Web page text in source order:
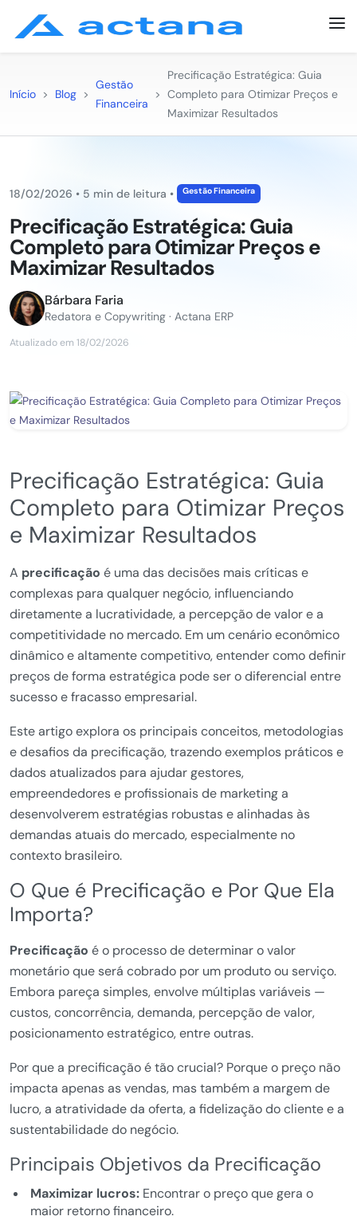
Início > Blog >
Gestão
Financeira
>
Precificação Estratégica: Guia
Completo para Otimizar Preços e
Maximizar Resultados
18/02/2026 • 5 min de leitura • Gestão Financeira
Precificação Estratégica: Guia
Completo para Otimizar Preços e
Maximizar Resultados
Bárbara Faria
Redatora e Copywriting · Actana ERP
Atualizado em 18/02/2026
Precificação Estratégica: Guia
Completo para Otimizar Preços
e Maximizar Resultados
A precificação é uma das decisões mais críticas e
complexas para qualquer negócio, influenciando
diretamente a lucratividade, a percepção de valor e a
competitividade no mercado. Em um cenário econômico
dinâmico e altamente competitivo, entender como definir
preços de forma estratégica pode ser o diferencial entre
sucesso e fracasso empresarial.
Este artigo explora os principais conceitos, metodologias
e desafios da precificação, trazendo exemplos práticos e
dados atualizados para ajudar gestores,
empreendedores e profissionais de marketing a
desenvolverem estratégias robustas e alinhadas às
demandas atuais do mercado, especialmente no
contexto brasileiro.
O Que é Precificação e Por Que Ela
Importa?
Precificação é o processo de determinar o valor
monetário que será cobrado por um produto ou serviço.
Embora pareça simples, envolve múltiplas variáveis —
custos, concorrência, demanda, percepção de valor,
posicionamento estratégico, entre outras.
Por que a precificação é tão crucial? Porque o preço não
impacta apenas as vendas, mas também a margem de
lucro, a atratividade da oferta, a fidelização do cliente e a
sustentabilidade do negócio.
Principais Objetivos da Precificação
Maximizar lucros:Encontrar o preço que gera o
maior retorno financeiro.